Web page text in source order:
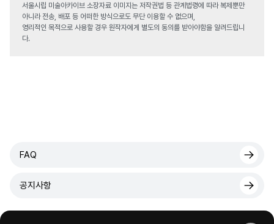
서울시립 미술아카이브 소장자료 이미지는 저작권법 등 관계법령에 따라 복제뿐만
아니라 전송, 배포 등 어떠한 방식으로도 무단 이용할 수 없으며,
영리적인 목적으로 사용할 경우 원작자에게 별도의 동의를 받아야함을 알려드립니
다.
FAQ
공지사항